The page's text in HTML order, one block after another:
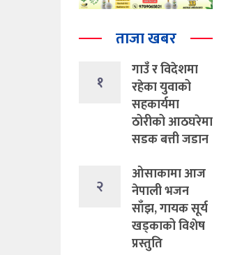
ताजा खबर
१
गाउँ र विदेशमा
रहेका युवाको
सहकार्यमा
ठोरीको आठघरेमा
सडक बत्ती जडान
२
ओसाकामा आज
नेपाली भजन
साँझ, गायक सूर्य
खड्काको विशेष
प्रस्तुति